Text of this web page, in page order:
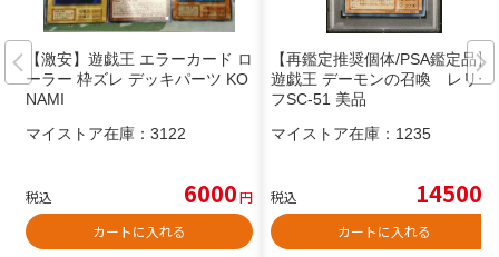
【激安】遊戯王 エラーカード ロ
ーラー 枠ズレ デッキパーツ KO
NAMI
マイストア在庫： 3122
税込 6000円
カートに入れる
【再鑑定推奨個体/PSA鑑定品】
遊戯王 デーモンの召喚 レリー
フSC-51 美品
マイストア在庫： 1235
税込 14500
カートに入れる